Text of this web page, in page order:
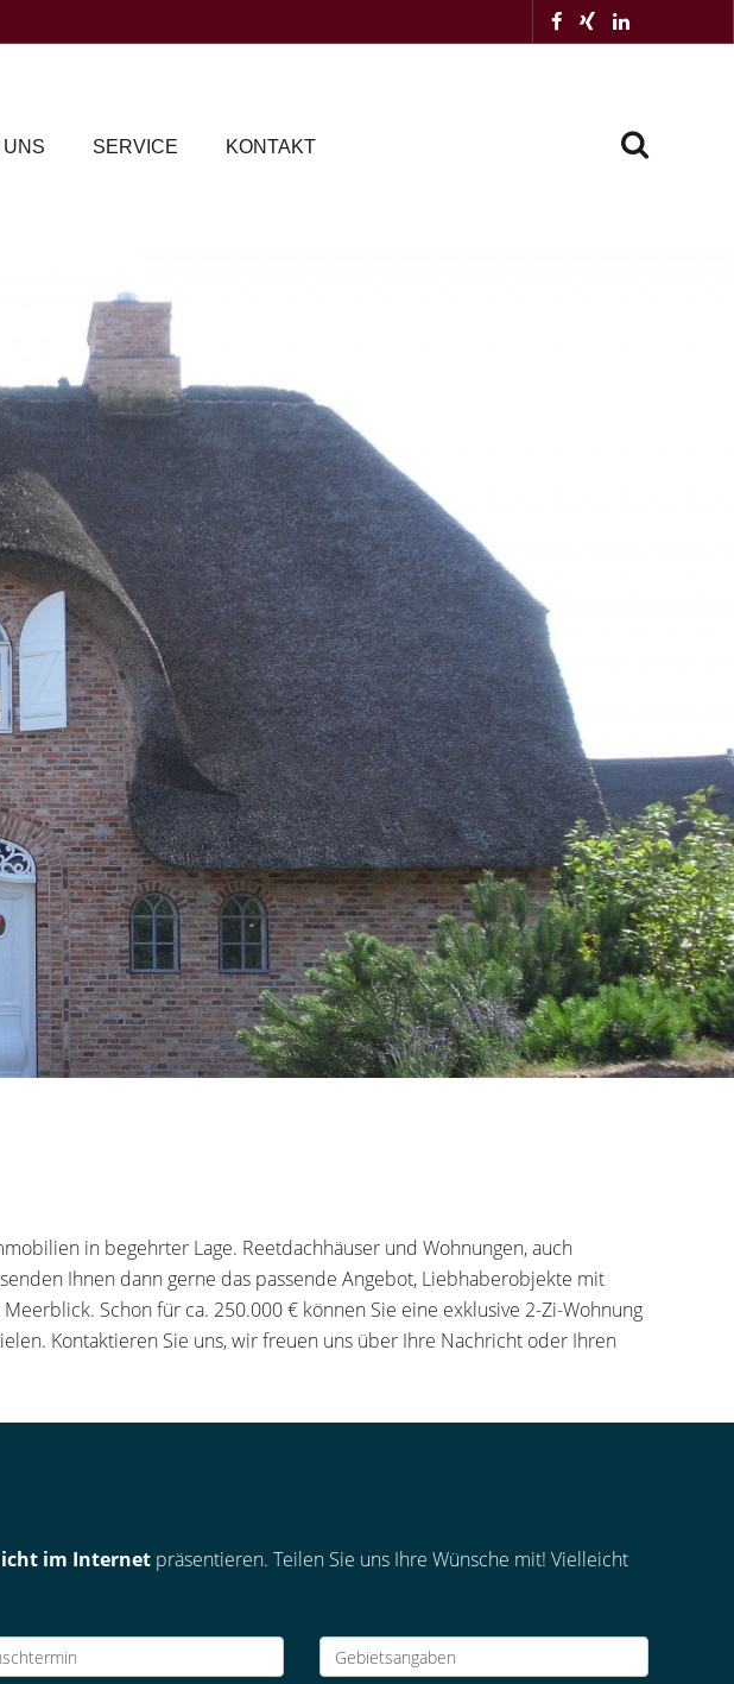
SERVICE KONTAKT
in begehrter Lage. Reetdachhäuser und Wohnungen, auch
Ihnen dann gerne das passende Angebot, Liebhaberobjekte mit
Schon für ca. 250.000 € können Sie eine exklusive 2-Zi-Wohnung
Kontaktieren Sie uns, wir freuen uns über Ihre Nachricht oder Ihren
im Internet präsentieren. Teilen Sie uns Ihre Wünsche mit! Vielleicht